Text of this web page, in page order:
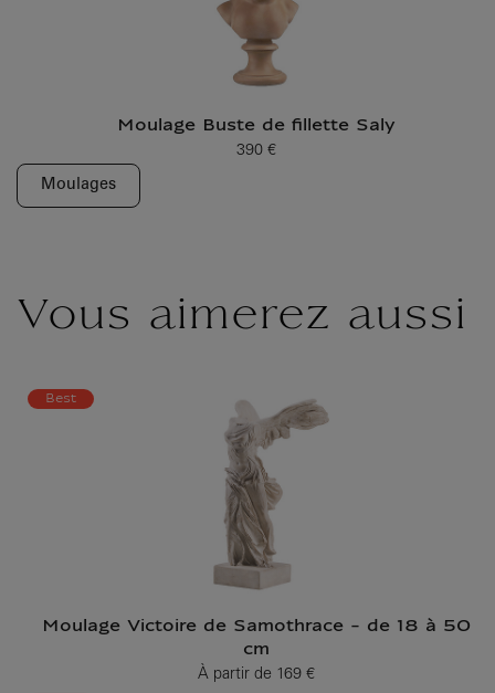
Moulage Buste de fillette Saly
Prix ​​actuel
390 €
Moulages
Vous aimerez aussi
Best
Moulage Victoire de Samothrace - de 18 à 50
cm
À partir dePrix ​​actuel
169 €